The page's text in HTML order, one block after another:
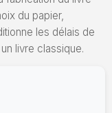
du papier,
les délais de
livre classique.